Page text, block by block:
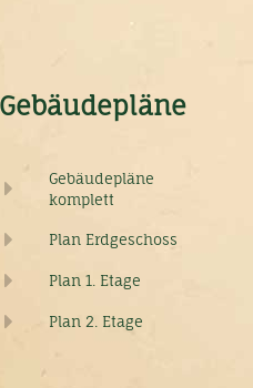
Gebäudepläne
komplett
Plan Erdgeschoss
Plan 1. Etage
Plan 2. Etage